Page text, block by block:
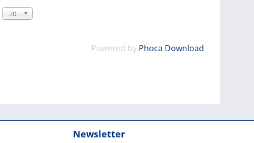
20
Powered by Phoca Download
Newsletter